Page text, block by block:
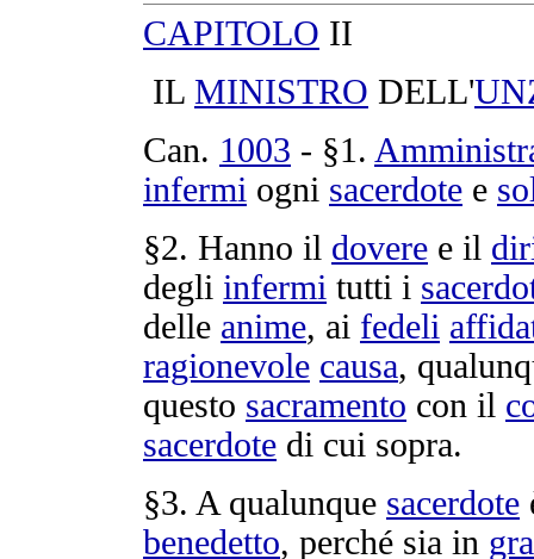
CAPITOLO II
IL MINISTRO DELL'
Can. 1003 - §1.
infermi ogni sacerdote e
§2. Hanno il dovere e il
degli infermi tutti i
delle anime, ai fedeli
ragionevole causa,
questo sacramento con il
sacerdote di cui sopra.
§3. A qualunque sacerdote
benedetto, perché sia in